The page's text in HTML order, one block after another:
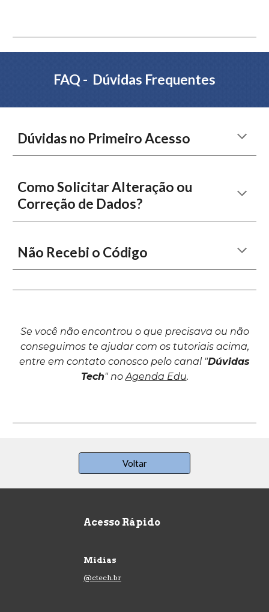
FAQ - Dúvidas Frequentes
Dúvidas no Primeiro Acesso
Como Solicitar Alteração ou
Correção de Dados?
Não Recebi o Código
Se você não encontrou o que precisava ou não
conseguimos te ajudar com os tutoriais acima,
entre em contato conosco pelo canal "Dúvidas
Tech" noAgenda Edu.
Voltar
Acesso Rápido
Mídias
@ctech.br